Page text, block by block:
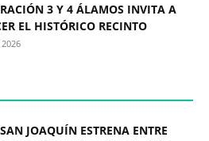
3 Y 4 ÁLAMOS INVITA A
EL HISTÓRICO RECINTO
JOAQUÍN ESTRENA ENTRE